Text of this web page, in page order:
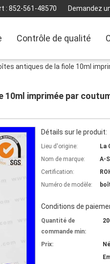
: 852-561-48570 Demandez
Contrôle de qualité
antiques de la fiole 10ml
imprimée par
Détails sur le produit:
Lieu d'origine:
La
Nom de marque:
A-
Certification:
Numéro de modèle:
Conditions de
Quantité de
commande min:
Prix: